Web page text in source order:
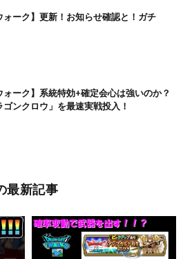
ォーク】更新！お知らせ確認と！ガチ
ォーク】系統特効+確定会心は強いのか？
ンクロウ」を最速実戦投入！
最新記事